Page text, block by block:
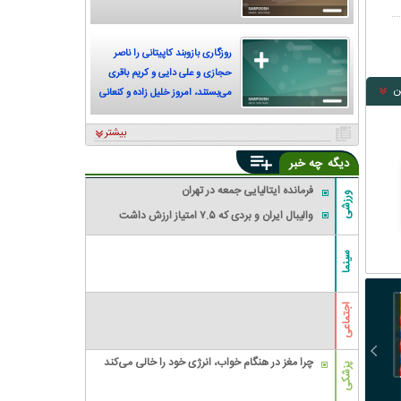
بمب صلاح منفجر شد:
روزگاری بازوبند کاپیتانی را ناصر
حجازی و علی دایی و کریم باقری
می‌بستند، امروز خلیل زاده و کنعانی
زادگان
بیشتر
دیگه چه خبر
ورزشی
فرمانده ایتالیایی جمعه در تهران
والیبال ایران و بردی که ۷.۵ امتیاز ارزش داشت
سینما
اجتماعی
پزشکی چرا مغز در هنگام خواب، انرژی خود را خالی می‌کند